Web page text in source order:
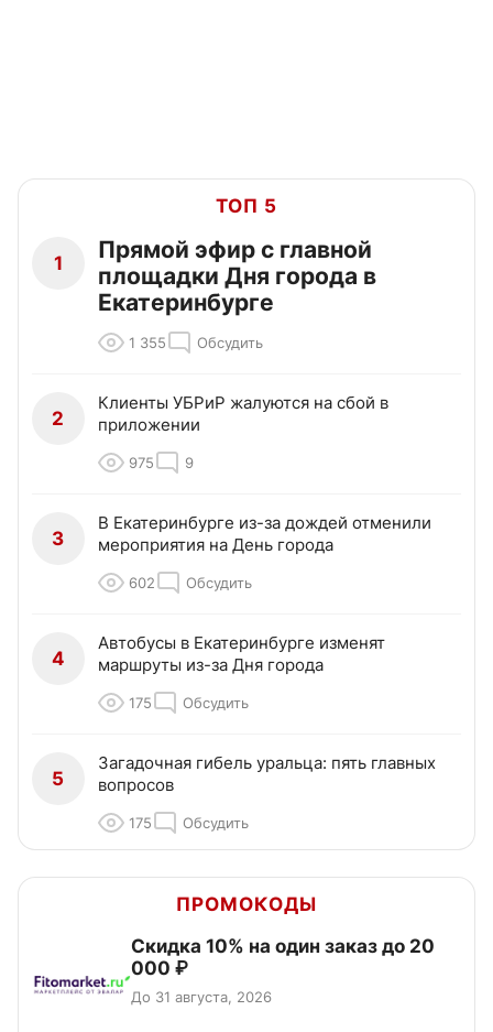
ТОП 5
1
Прямой эфир с главной
площадки Дня города в
Екатеринбурге
1 355 Обсудить
2
Клиенты УБРиР жалуются на сбой в
приложении
975 9
3
В Екатеринбурге из-за дождей отменили
мероприятия на День города
602 Обсудить
4
Автобусы в Екатеринбурге изменят
маршруты из-за Дня города
175 Обсудить
5
Загадочная гибель уральца: пять главных
вопросов
175 Обсудить
ПРОМОКОДЫ
Скидка 10% на один заказ до 20
000 ₽
До 31 августа, 2026